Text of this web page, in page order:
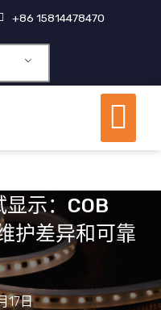
+86 15814478470
菜
单
示：COB
护差异和可靠
17日